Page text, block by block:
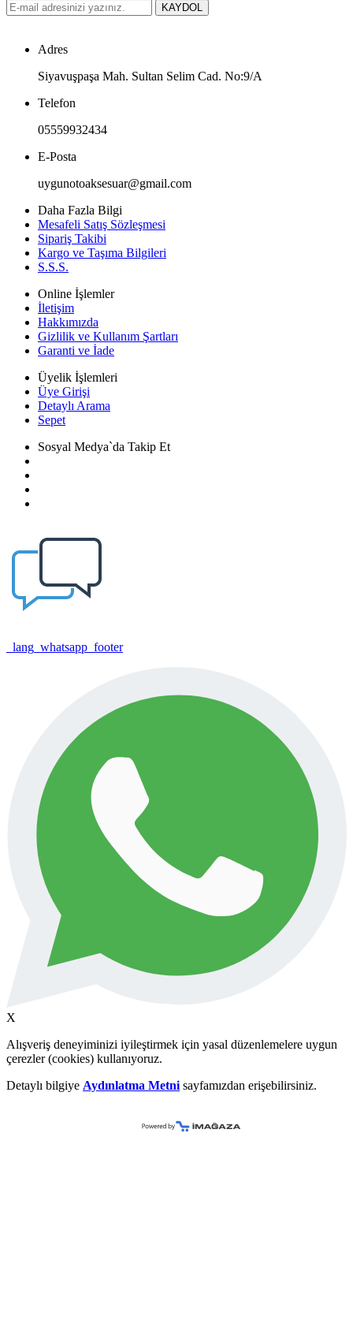
KAYDOL
Adres
Siyavuşpaşa Mah. Sultan Selim Cad. No:9/A
Telefon
05559932434
E-Posta
uygunotoaksesuar@gmail.com
Daha Fazla Bilgi
Mesafeli Satış Sözleşmesi
Sipariş Takibi
Kargo ve Taşıma Bilgileri
S.S.S.
Online İşlemler
İletişim
Hakkımızda
Gizlilik ve Kullanım Şartları
Garanti ve İade
Üyelik İşlemleri
Üye Girişi
Detaylı Arama
Sepet
Sosyal Medya`da Takip Et
_lang_whatsapp_footer
X
Alışveriş deneyiminizi iyileştirmek için yasal düzenlemelere uygun
çerezler (cookies) kullanıyoruz.
Detaylı bilgiye Aydınlatma Metnisayfamızdan erişebilirsiniz.